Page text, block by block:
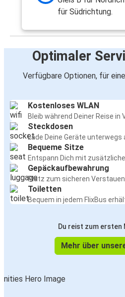
für Südrichtung.
Optimaler
Verfügbare Optionen, für
Kostenloses WLAN
Bleib während Deiner Reise in
Steckdosen
Lade Deine Geräte unterwegs
Bequeme Sitze
Entspann Dich mit
Gepäckaufbewahrung
Platz zum sicheren
Toiletten
Bequem in jedem FlixBus
Du reist zum ersten
Mehr über